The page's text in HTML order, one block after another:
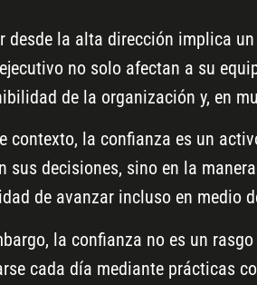
desde la alta dirección implica
no solo afectan a su
de la organización y, en
contexto, la confianza es un
sus decisiones, sino en la
de avanzar incluso en medio
la confianza no es un
cada día mediante prácticas